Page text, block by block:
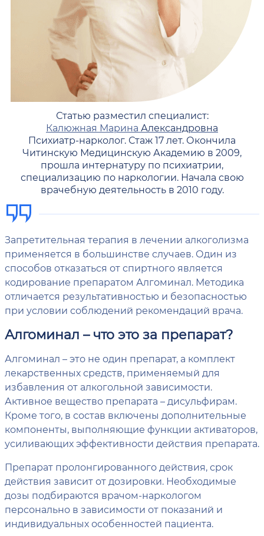
Статью разместил специалист:
Калюжная Марина Александровна
Психиатр-нарколог. Стаж 17 лет. Окончила
Читинскую Медицинскую Академию в 2009,
прошла интернатуру по психиатрии,
специализацию по наркологии. Начала свою
врачебную деятельность в 2010 году.
Запретительная терапия в лечении алкоголизма
применяется в большинстве случаев. Один из
способов отказаться от спиртного является
кодирование препаратом Алгоминал. Методика
отличается результативностью и безопасностью
при условии соблюдений рекомендаций врача.
Алгоминал – что это за препарат?
Алгоминал – это не один препарат, а комплект
лекарственных средств, применяемый для
избавления от алкогольной зависимости.
Активное вещество препарата – дисульфирам.
Кроме того, в состав включены дополнительные
компоненты, выполняющие функции активаторов,
усиливающих эффективности действия препарата.
Препарат пролонгированного действия, срок
действия зависит от дозировки. Необходимые
дозы подбираются врачом-наркологом
персонально в зависимости от показаний и
индивидуальных особенностей пациента.